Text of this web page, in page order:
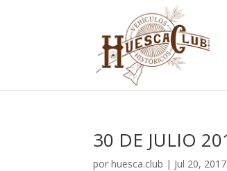
30 DE JULIO
porhuesca.club | Jul 20, 2017